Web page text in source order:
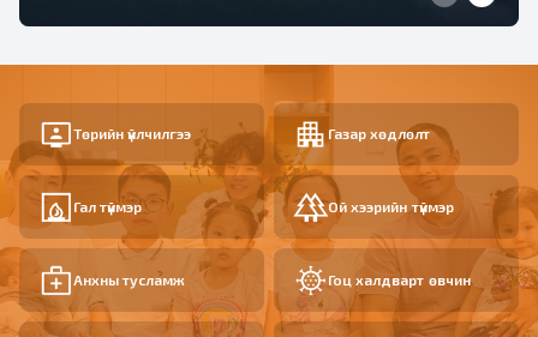
Төрийн үйлчилгээ Газар хөдлөлт
Гал түймэр Ой хээрийн түймэр
Анхны тусламж Гоц халдварт өвчин